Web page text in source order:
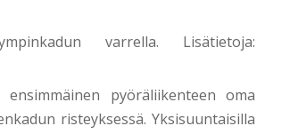
varrella. Lisätietoja:
pyöräliikenteen oma
risteyksessä. Yksisuuntaisilla